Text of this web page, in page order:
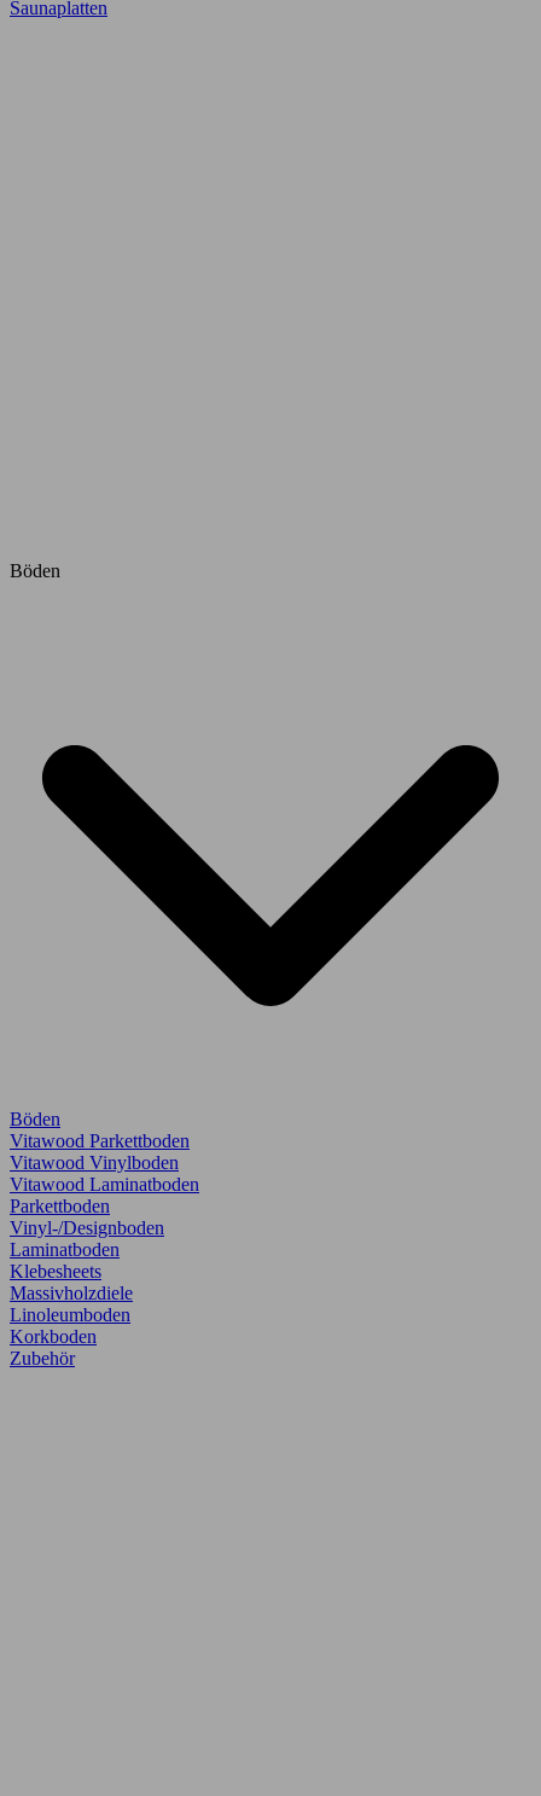
Saunaplatten
Böden
Böden
Vitawood Parkettboden
Vitawood Vinylboden
Vitawood Laminatboden
Parkettboden
Vinyl-/Designboden
Laminatboden
Klebesheets
Massivholzdiele
Linoleumboden
Korkboden
Zubehör